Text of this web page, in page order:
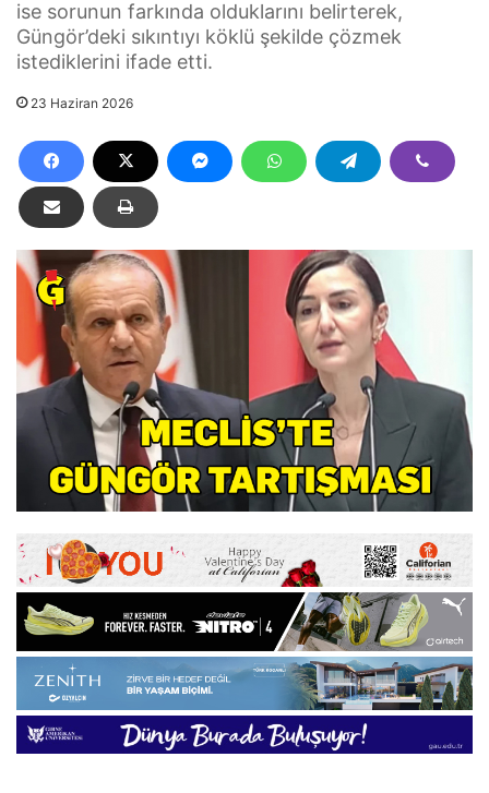
ise sorunun farkında olduklarını belirterek,
Güngör’deki sıkıntıyı köklü şekilde çözmek
istediklerini ifade etti.
23 Haziran 2026